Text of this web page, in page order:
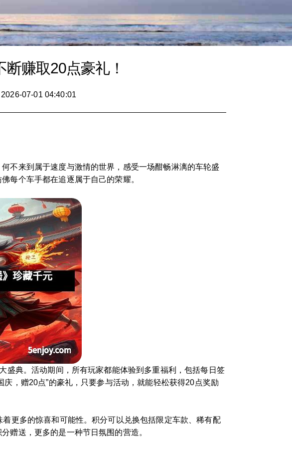
断赚取20点豪礼！
07-01 04:40:01
不来到属于速度与激情的世界，感受一场酣畅淋漓的车轮盛
每个车手都在追逐属于自己的荣耀。
盛典。活动期间，所有玩家都能体验到多重福利，包括每日签
，赠20点”的豪礼，只要参与活动，就能轻松获得20点奖励
更多的惊喜和可能性。积分可以兑换包括限定车款、稀有配
赠送，更多的是一种节日氛围的营造。